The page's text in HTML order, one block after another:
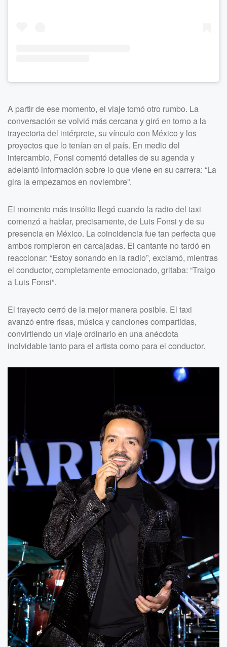
A partir de ese momento, el viaje tomó otro rumbo. La
conversación se volvió más cercana y giró en torno a la
trayectoria del intérprete, su vínculo con México y los
proyectos que lo tenían en el país. En medio del
intercambio, Fonsi comentó detalles de su agenda y
adelantó información sobre lo que viene en su carrera: “La
gira la empezamos en noviembre”.
El momento más insólito llegó cuando la radio del taxi
comenzó a hablar, precisamente, de Luis Fonsi y de su
presencia en México. La coincidencia fue tan perfecta que
ambos rompieron en carcajadas. El cantante no tardó en
reaccionar: “Estoy sonando en la radio”, exclamó, mientras
el conductor, completamente emocionado, gritaba: “Traigo
a Luis Fonsi”.
El trayecto cerró de la mejor manera posible. El taxi
avanzó entre risas, música y canciones compartidas,
convirtiendo un viaje ordinario en una anécdota
inolvidable tanto para el artista como para el conductor.